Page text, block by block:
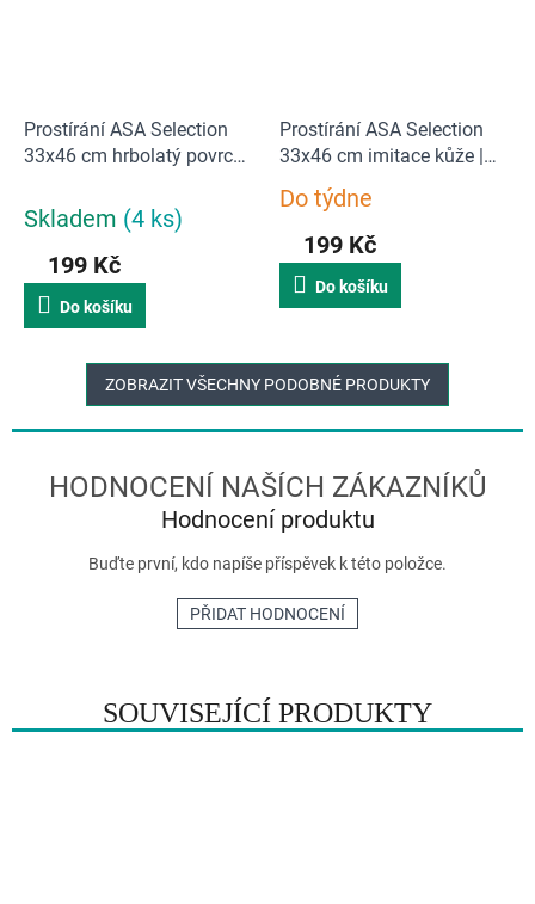
SOUVISEJÍCÍ PRODUKTY
Prostírání ASA Selection
33x46 cm hrbolatý povrch |
Skladem (4 ks)
199 Kč
Do košíku
Prostírání ASA Selection
33x46 cm imitace kůže |
Průměrné
produktu
5,0
hvězdiček.
Do týdne
199 Kč
Do košíku
ZOBRAZIT VŠECHNY PODOBNÉ PRODUKTY
Hodnocení produktu
Buďte první, kdo napíše příspěvek k této položce.
PŘIDAT HODNOCENÍ